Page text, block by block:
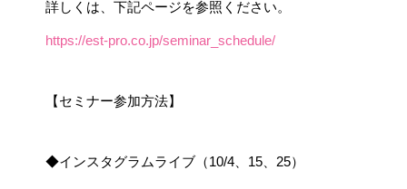
詳しくは、下記ページを参照ください。
https://est-pro.co.jp/seminar_schedule/
【セミナー参加方法】
◆インスタグラムライブ（10/4、15、25）